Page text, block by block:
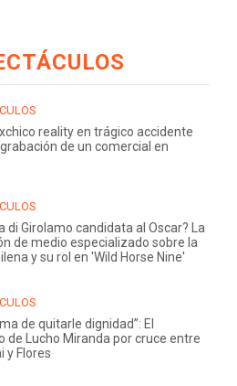
reality en trágico accidente
de un comercial en
di Girolamo candidata al Oscar? La
de medio especializado sobre la
y su rol en 'Wild Horse Nine'
de quitarle dignidad”: El
de Lucho Miranda por cruce entre
y Flores